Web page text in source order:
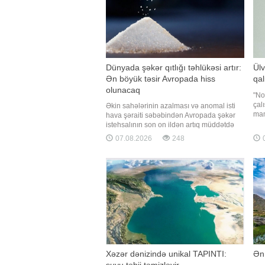
Dünyada şəkər qıtlığı təhlükəsi artır:
Ən böyük təsir Avropada hiss
olunacaq
Əkin sahələrinin azalması və anomal isti
hava şəraiti səbəbindən Avropada şəkər
istehsalının son on ildən artıq müddətdə
ən aşağı səviyyəyə enəcəyi
proqnozlaşdırılır. Bu isə qlobal şəkər qıtlığı
xəbər verir ki, bu barədə "Bloomberg"
məlumat yayıb
07.08.2026 248
Xəzər dənizində unikal TAPINTI:
Ən